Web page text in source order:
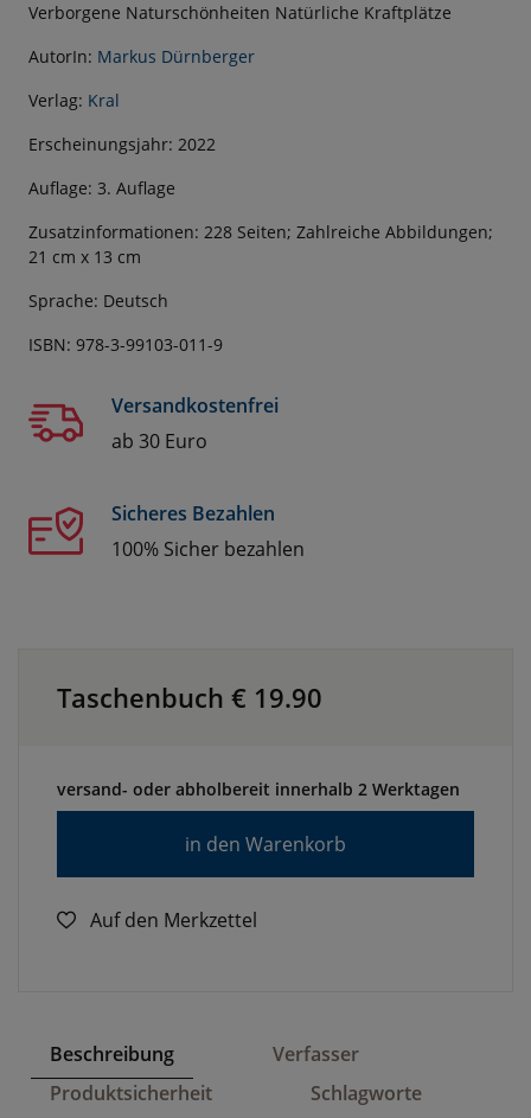
Verborgene Naturschönheiten Natürliche Kraftplätze
AutorIn: Markus Dürnberger
Verlag: Kral
Erscheinungsjahr: 2022
Auflage: 3. Auflage
Zusatzinformationen: 228 Seiten; Zahlreiche Abbildungen;
21 cm x 13 cm
Sprache: Deutsch
ISBN: 978-3-99103-011-9
Versandkostenfrei
ab 30 Euro
Sicheres Bezahlen
100% Sicher bezahlen
Taschenbuch € 19.90
versand- oder abholbereit innerhalb 2 Werktagen
in den Warenkorb
Auf den Merkzettel
Beschreibung
Verfasser
Produktsicherheit
Schlagworte